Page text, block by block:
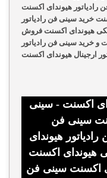
هیوندای اکسنت
خرید سینی فن رادیاتور
هیوندای اکسنت فروش
و خرید سینی فن رادیاتور
ارجینال هیوندای اکسنت
اکسنت - سینی
سینی فن
هیوندای
هیوندای اکسنت
اکسنت سینی فن